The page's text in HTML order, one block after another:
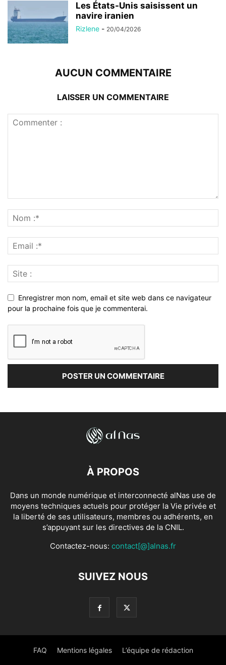
Les États-Unis saisissent un
navire iranien
Rizlene - 20/04/2026
AUCUN COMMENTAIRE
LAISSER UN COMMENTAIRE
Enregistrer mon nom, email et site web dans ce navigateur
pour la prochaine fois que je commenterai.
À PROPOS
Dans un monde numérique et interconnecté alNas use de
moyens techniques actuels pour protéger la Vie privée et
la liberté de ses utilisateurs, membres ou adhérents, en
s’appuyant sur les directives de la CNIL.
Contactez-nous: contact[@]alnas.fr
SUIVEZ NOUS
FAQ Mentions légales L’équipe de rédaction